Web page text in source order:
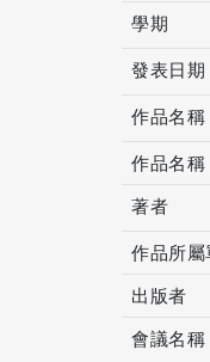
學期
發表日期
作品名稱
作品名稱
著者
作品所屬
出版者
會議名稱